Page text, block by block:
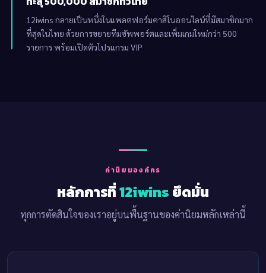
12iwins กลายเป็นหนึ่งในแพลตฟอร์มคาสิโนออนไลน์ที่มีสมาชิกมาก
ที่สุดในไทย ด้วยการขยายทีมซัพพอร์ตและเพิ่มเกมใหม่กว่า 500
รายการ พร้อมเปิดตัวโปรแกรม VIP
ค่านิยมองค์กร
หลักการที่12iwins ยึดมั่น
ทุกการตัดสินใจของเราอยู่บนพื้นฐานของค่านิยมหลักเหล่านี้